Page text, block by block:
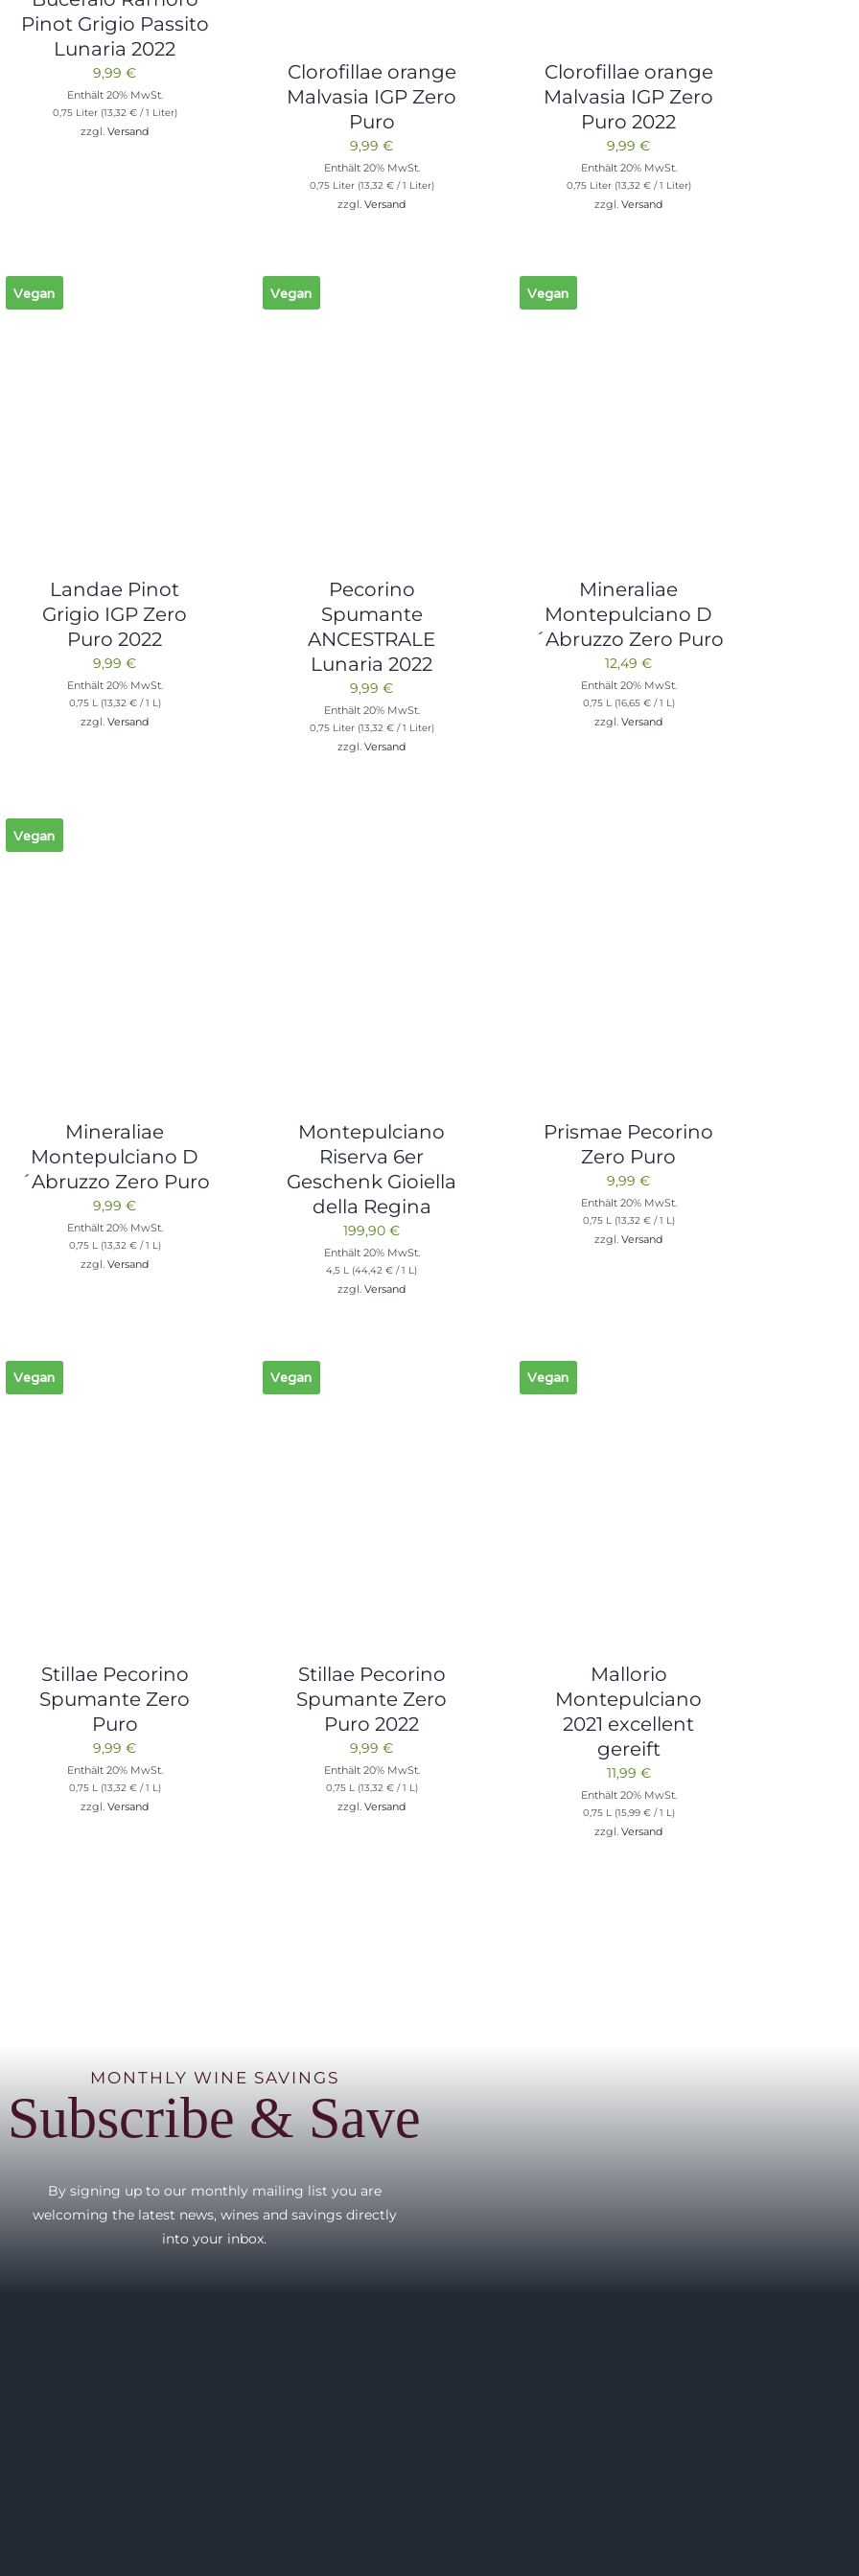
Pinot Grigio Passito
Lunaria 2022
9,99€
Enthält 20% MwSt.
0,75 Liter (13,32 €/ 1 Liter)
zzgl.Versand
Clorofillae orange
Malvasia IGP Zero
Puro
9,99€
Enthält 20% MwSt.
0,75 Liter (13,32 €/ 1 Liter)
zzgl.Versand
Clorofillae orange
Malvasia IGP Zero
Puro 2022
9,99€
Enthält 20% MwSt.
0,75 Liter (13,32 €/ 1 Liter)
zzgl.Versand
Vegan
Landae Pinot
Grigio IGP Zero
Puro 2022
9,99€
Enthält 20% MwSt.
0,75 L (13,32 €/ 1 L)
zzgl.Versand
Vegan
Pecorino
Spumante
ANCESTRALE
Lunaria 2022
9,99€
Enthält 20% MwSt.
0,75 Liter (13,32 €/ 1 Liter)
zzgl.Versand
Vegan
Mineraliae
Montepulciano D
´Abruzzo Zero Puro
12,49€
Enthält 20% MwSt.
0,75 L (16,65 €/ 1 L)
zzgl.Versand
Vegan
Mineraliae
Montepulciano D
´Abruzzo Zero Puro
9,99€
Enthält 20% MwSt.
0,75 L (13,32 €/ 1 L)
zzgl.Versand
Montepulciano
Riserva 6er
Geschenk Gioiella
della Regina
199,90€
Enthält 20% MwSt.
4,5 L (44,42€ / 1 L)
zzgl.Versand
Prismae Pecorino
Zero Puro
9,99€
Enthält 20% MwSt.
0,75 L (13,32 €/ 1 L)
zzgl.Versand
Vegan
Stillae Pecorino
Spumante Zero
Puro
9,99€
Enthält 20% MwSt.
0,75 L (13,32 €/ 1 L)
zzgl.Versand
Vegan
Stillae Pecorino
Spumante Zero
Puro 2022
9,99€
Enthält 20% MwSt.
0,75 L (13,32 €/ 1 L)
zzgl.Versand
Vegan
Mallorio
Montepulciano
2021 excellent
gereift
11,99 €
Enthält 20% MwSt.
0,75 L (15,99 €/ 1 L)
zzgl.Versand
MONTHLY WINE SAVINGS
Subscribe & Save
By signing up to our monthly mailing list you are
welcoming the latest news, wines and savings directly
into your inbox.